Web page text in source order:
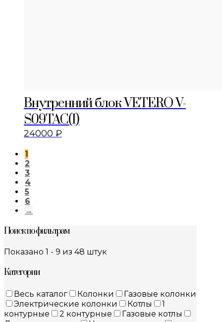
Внутренний блок VETERO V-
S09TAC(I)
24000 ₽
1
2
3
4
5
6
→
Поиск по фильтрам
Показано 1 - 9 из 48 штук
Категории
Весь каталог Колонки
Газовые колонки
Электрические колонки
Котлы
1
контурные
2 контурные
Газовые котлы